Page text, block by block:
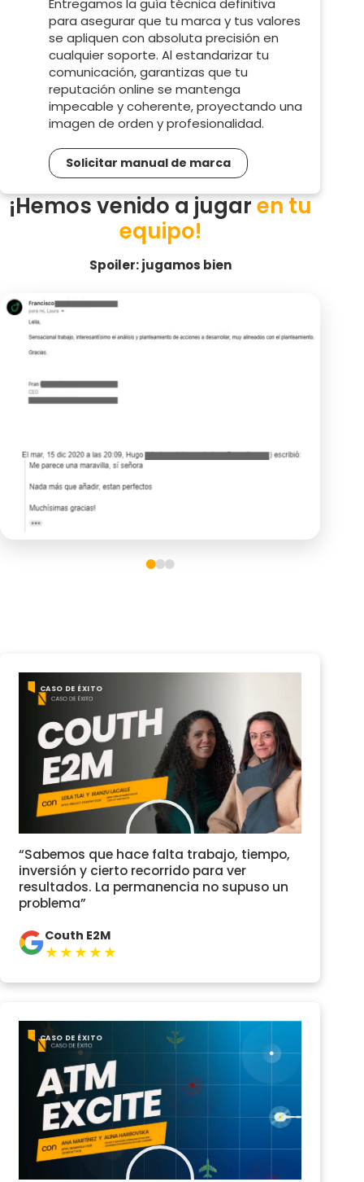
para asegurar que tu marca y tus valores
se apliquen con absoluta precisión en
cualquier soporte. Al estandarizar tu
comunicación, garantizas que tu
reputación online se mantenga
impecable y coherente, proyectando una
imagen de orden y profesionalidad.
Solicitar manual de marca
¡Hemos venido a jugaren tu
equipo!
Spoiler: jugamos bien
CASO DE ÉXITO
“Sabemos que hace falta trabajo, tiempo,
inversión y cierto recorrido para ver
resultados. La permanencia no supuso un
problema”
Couth E2M
★★★★★
CASO DE ÉXITO